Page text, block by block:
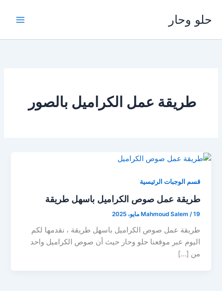
المحتوى
حلو وحار
طريقة عمل الكراميل بالصور
قسم الوجبات الرئيسية
طريقة عمل صوص الكراميل باسهل طريقة
Mahmoud Salem /19 مايو، 2025
طريقة عمل صوص الكراميل باسهل طريقة ، نقدمها لكم
اليوم عبر موقعنا حلو وحار حيث أن صوص الكراميل واحد
من […]